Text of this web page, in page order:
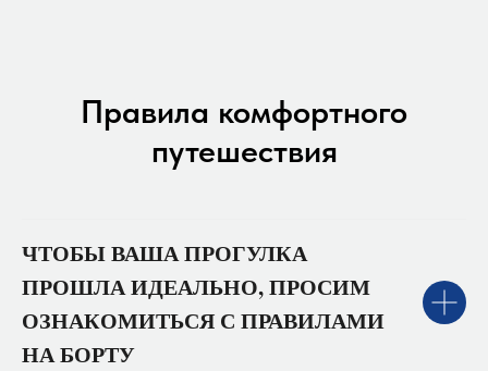
Правила комфортного
путешествия
ЧТОБЫ ВАША ПРОГУЛКА
ПРОШЛА ИДЕАЛЬНО, ПРОСИМ
ОЗНАКОМИТЬСЯ С ПРАВИЛАМИ
НА БОРТУ